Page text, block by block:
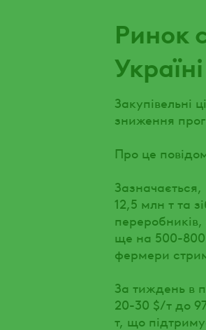
Ринок
Закупівельні
зниження
Про це
12,5 млн т та
ще на 500-800
фермери
За тиждень в
20-30 $/т до
т, що